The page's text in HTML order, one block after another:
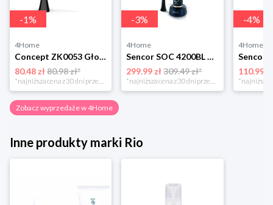
-1%
4Home
Concept ZK0053 Głowica wymienna PERFECT SMILE Soft Clean, 4 szt., czarny
80.48 zł80.98 zł*
*najniższa cena z 30 dni przed obniżką
-3%
4Home
Sencor SOC 4200BL Szczoteczka do zębów
299.99 zł 309.49 zł*
*najniższa cena z 30 dni przed obniżką
-4%
4Home
110.99 zł
Zobacz wyprzedaże w 4Home
Inne produkty marki Rio